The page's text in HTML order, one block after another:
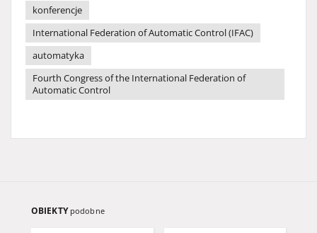
konferencje
International Federation of Automatic Control (IFAC)
automatyka
Fourth Congress of the International Federation of
Automatic Control
OBIEKTY podobne